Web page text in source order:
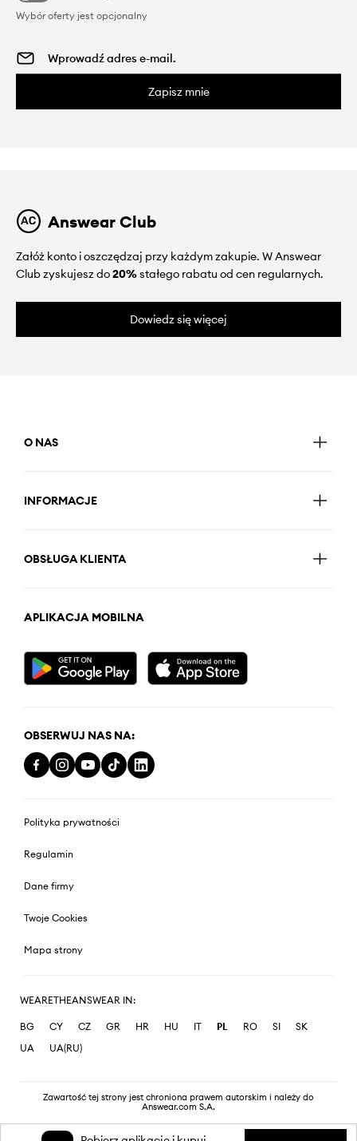
Wybór oferty jest opcjonalny
Zapisz mnie
Answear Club
Załóż konto i oszczędzaj przy każdym zakupie. W Answear
Club zyskujesz do20%stałego rabatu od cen regularnych.
Dowiedz się więcej
O NAS
INFORMACJE
OBSŁUGA KLIENTA
APLIKACJA MOBILNA
OBSERWUJ NAS NA:
Polityka prywatności
Regulamin
Dane firmy
Twoje Cookies
Mapa strony
WEARETHEANSWEAR IN:
BG CY CZ GR HR HU IT PL RO SI
SK
UA
UA(RU)
Zawartość tej strony jest chroniona prawem autorskim i należy do
Answear.com S.A.